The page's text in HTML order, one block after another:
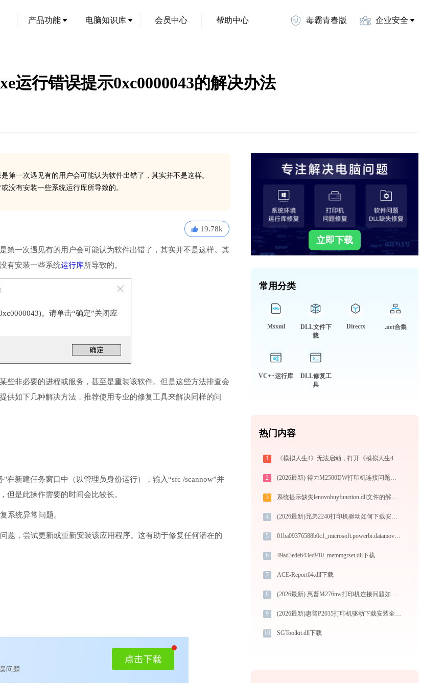
产品功能 电脑知识库 会员中心 帮助中心 毒霸青春版 企业安全
运行错误提示0xc0000043的解决办法
第一次遇见有的用户会可能认为软件出错了，其实并不是这样。
没有安装一些系统运行库所导致的。
19.78k
第一次遇见有的用户会可能认为软件出错了，其实并不是这样。其
有安装一些系统运行库所导致的。
。请单击“确定”关闭应
些非必要的进程或服务，甚至是重装该软件。但是这些方法排查会
供如下几种解决方法，推荐使用专业的修复工具来解决同样的问
新建任务窗口中（以管理员身份运行），输入“sfc /scannow”并
但是此操作需要的时间会比较长。
系统异常问题。
题，尝试更新或重新安装该应用程序。这有助于修复任何潜在的
立即下载
常用分类
Msxml
DLL文件下
载
Directx .net合集
VC++运行库
DLL修复工
具
热门内容
1 《模拟人生4》无法启动，打开《模拟人生4》游戏闪退怎么办？四种有效方法分享（附详细教程）
2 (2026最新) 得力M2500DW打印机连接问题解决方案-金山毒霸
3 系统提示缺失lenovobuyfunction.dll文件的解决方法
4 (2026最新)兄弟2240打印机驱动如何下载安装？这里有你需要的所有信息
5 01ba09376588b0c1_microsoft.powerbi.datamovement.installer.resources.dll下载
6 49ad3ede643ed910_memmgrset.dll下载
7 ACE-Report64.dll下载
8 (2026最新) 惠普M276nw打印机连接问题如何解决？-金山毒霸
9 (2026最新)惠普P2035打印机驱动下载安装全程指导，轻松解决打印问题
10 SGToolkit.dll下载